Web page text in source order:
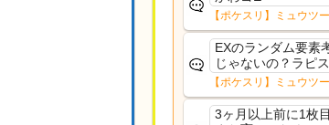
【ポケスリ】ミュウツ
EXのランダム要素
じゃないの？ラピ
るだろうし後から
て思ってもどうに
ームだしな
【ポケスリ】ミュウツ
3ヶ月以上前に1枚